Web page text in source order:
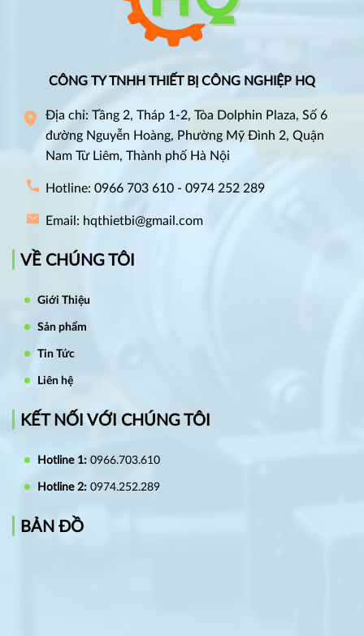
CÔNG TY TNHH THIẾT BỊ CÔNG NGHIỆP HQ
Địa chỉ: Tầng 2, Tháp 1-2, Tòa Dolphin Plaza, Số 6
đường Nguyễn Hoàng, Phường Mỹ Đình 2, Quận
Nam Từ Liêm, Thành phố Hà Nội
Hotline: 0966 703 610 - 0974 252 289
Email: hqthietbi@gmail.com
VỀ CHÚNG TÔI
Giới Thiệu
Sản phẩm
Tin Tức
Liên hệ
KẾT NỐI VỚI CHÚNG TÔI
Hotline 1: 0966.703.610
Hotline 2: 0974.252.289
BẢN ĐỒ